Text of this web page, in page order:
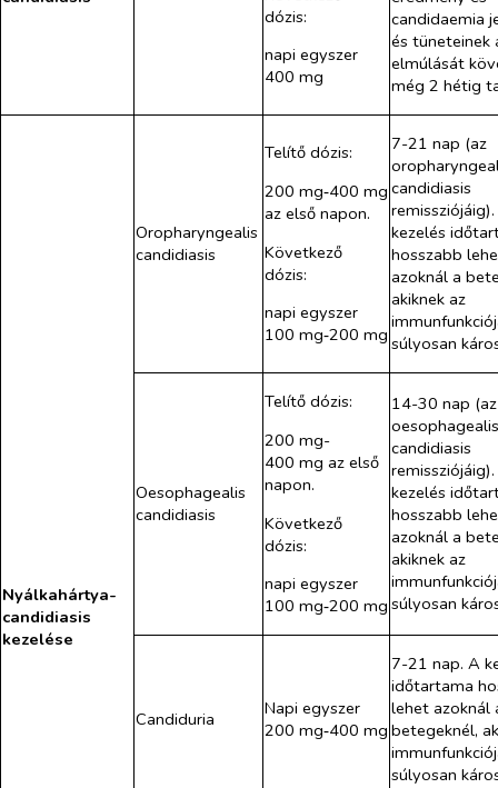
dózis:
napi egyszer
400 mg
candidaemia
és tüneteinek
elmúlását
még 2 hétig
Nyálkahártya-
candidiasis
kezelése
Oropharyngealis
candidiasis
Telítő dózis:
200 mg‑400 mg
az első napon.
Következő
dózis:
napi egyszer
100 mg‑200 mg
7-21 nap (az
candidiasis
kezelés
hosszabb
azoknál a
akiknek az
súlyosan
Oesophagealis
candidiasis
Telítő dózis:
200 mg-
400 mg az első
napon.
Következő
dózis:
napi egyszer
100 mg‑200 mg
14-30 nap (az
oesophagealis
candidiasis
kezelés
hosszabb
azoknál a
akiknek az
súlyosan
Candiduria
Napi egyszer
200 mg‑400 mg
7-21 nap. A
időtartama
lehet azoknál
betegeknél,
súlyosan